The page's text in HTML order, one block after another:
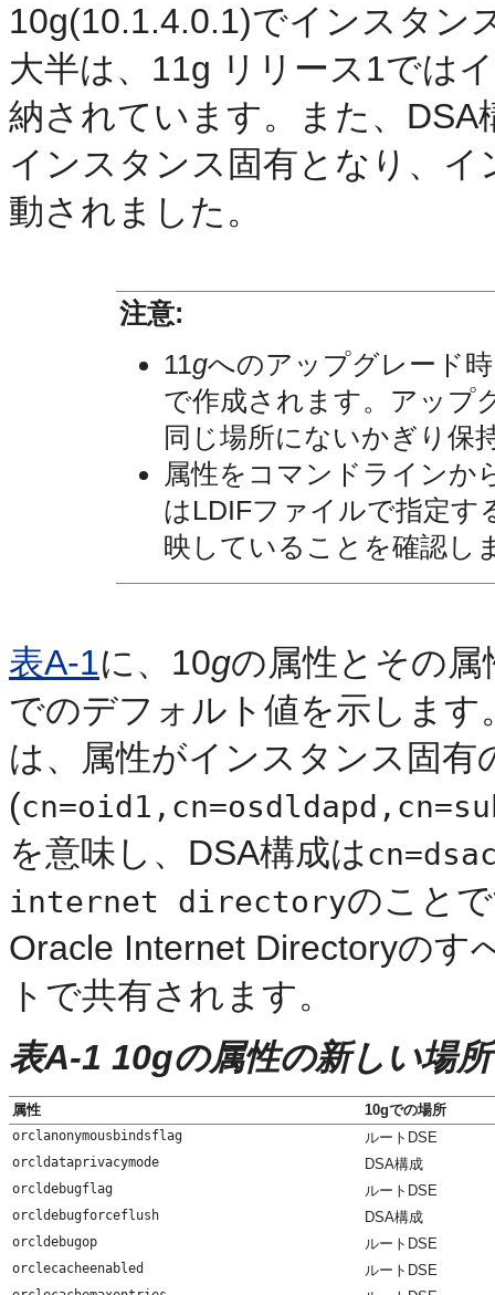
10g(10.1.4.0.1)でインスタン
大半は、11g リリース1では
納されています。また、
インスタンス固有となり、
動されました。
注意:
11gへのアップグレード
で作成されます。アップ
同じ場所にないかぎり 保
属性をコマンドラインか
はLDIFファイルで指定す
映していることを確認し
表A-1に、10gの属性とその属
でのデフォルト値を示しま
は、属性がインスタンス固有
(
を意味し、DSA構成は
internet directoryのこと
Oracle Internet Directoryのす
トで共有されます。
表A-1 10gの属性の新しい場所
属性 10gでの場所
orclanonymousbindsflag ルートDSE
orcldataprivacymode DSA構成
orcldebugflag ルートDSE
orcldebugforceflush DSA構成
orcldebugop ルートDSE
orclecacheenabled ルートDSE